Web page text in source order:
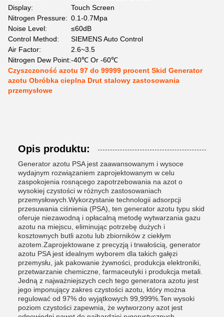
Display:
Touch Screen
Nitrogen Pressure: 0.1-0.7Mpa
Noise Level:
≤60dB
Control Method:
SIEMENS Auto Control
Air Factor:
2.6~3.5
Nitrogen Dew Point:-40℃ Or -60℃
Czyszczoność azotu 97 do 99999 procent Skid Generator
azotu Obróbka cieplna Drut stalowy zastosowania
przemysłowe
Opis produktu:
Generator azotu PSA jest zaawansowanym i wysoce
wydajnym rozwiązaniem zaprojektowanym w celu
zaspokojenia rosnącego zapotrzebowania na azot o
wysokiej czystości w różnych zastosowaniach
przemysłowych.Wykorzystanie technologii adsorpcji
przesuwania ciśnienia (PSA), ten generator azotu typu skid
oferuje niezawodną i opłacalną metodę wytwarzania gazu
azotu na miejscu, eliminując potrzebę dużych i
kosztownych butli azotu lub zbiorników z ciekłym
azotem.Zaprojektowane z precyzją i trwałością, generator
azotu PSA jest idealnym wyborem dla takich gałęzi
przemysłu, jak pakowanie żywności, produkcja elektroniki,
przetwarzanie chemiczne, farmaceutyki i produkcja metali.
Jedną z najważniejszych cech tego generatora azotu jest
jego imponujący zakres czystości azotu, który można
regulować od 97% do wyjątkowych 99,999%.Ten wysoki
poziom czystości zapewnia, że wytworzony azot jest